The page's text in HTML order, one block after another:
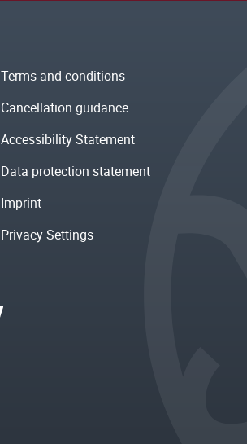
Terms and conditions
Cancellation guidance
Accessibility Statement
Data protection statement
Imprint
Privacy Settings